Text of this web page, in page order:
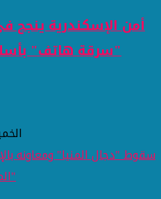
أمن الإسكندرية
"سرقة هاتف"
الخميس 26